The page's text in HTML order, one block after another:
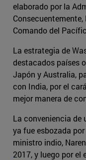
elaborado por la
Comando del
La estrategia de
destacados países
Japón y Australia,
con India, por el
mejor manera de
La conveniencia de
ya fue esbozada
ministro indio,
2017, y luego por el